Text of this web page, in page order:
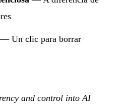
— Un clic para borrar
and control into AI